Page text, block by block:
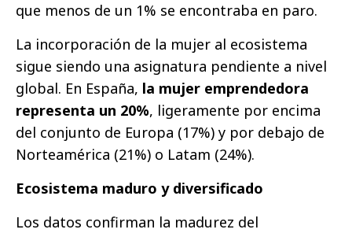
que menos de un 1% se encontraba en paro.
La incorporación de la mujer al ecosistema
sigue siendo una asignatura pendiente a nivel
global. En España, la mujer emprendedora
representa un 20%, ligeramente por encima
del conjunto de Europa (17%) y por debajo de
Norteamérica (21%) o Latam (24%).
Ecosistema maduro y diversificado
Los datos confirman la madurez del